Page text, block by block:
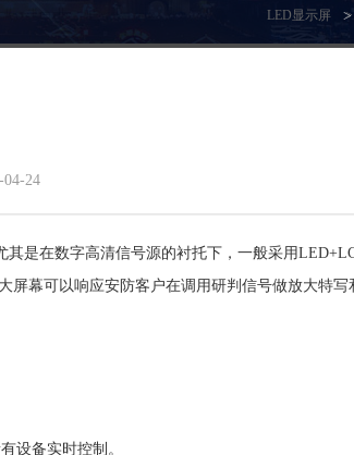
LED显示屏 >
24
是在数字高清信号源的衬托下，一般采用
幕可以响应安防客户在调用研判信号做放大特写
设备实时控制。